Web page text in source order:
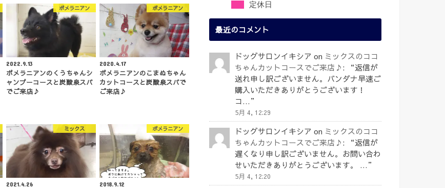
ポメラニアン
2022.9.13
ポメラニアンのくうちゃんシ
ャンプーコースと炭酸泉スパ
でご来店♪
ポメラニアン
2020.4.17
ポメラニアンのこまぬちゃん
カットコースと炭酸泉スパで
ご来店♪
ミックス
2021.4.26
ポメラニアン
2018.9.12
定休日
最近のコメント
ドッグサロンイキシア on ミックスのココ
ちゃんカットコースでご来店♪ : “返信が
送れ申し訳ございません。バンダナ早速ご
購入いただきありがとうございます！
コ… ”
5月 4, 12:29
ドッグサロンイキシア on ミックスのココ
ちゃんカットコースでご来店♪ : “返信が
遅くなり申し訳ございません。お問い合わ
せいただきありがとうございます。 … ”
5月 4, 12:20